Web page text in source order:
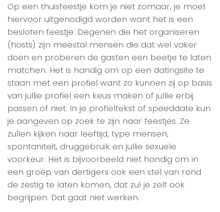
Op een thuisfeestje kom je niet zomaar, je moet
hiervoor uitgenodigd worden want het is een
besloten feestje. Degenen die het organiseren
(hosts) zijn meestal mensen die dat wel vaker
doen en proberen de gasten een beetje te laten
matchen. Het is handig om op een datingsite te
staan met een profiel want zo kunnen zij op basis
van jullie profiel een keus maken of jullie erbij
passen of niet. In je profieltekst of speeddate kun
je aangeven op zoek te zijn naar feestjes. Ze
zullen kijken naar leeftijd, type mensen,
spontaniteit, druggebruik en jullie sexuele
voorkeur. Het is bijvoorbeeld niet handig om in
een groep van dertigers ook een stel van rond
de zestig te laten komen, dat zul je zelf ook
begrijpen. Dat gaat niet werken.